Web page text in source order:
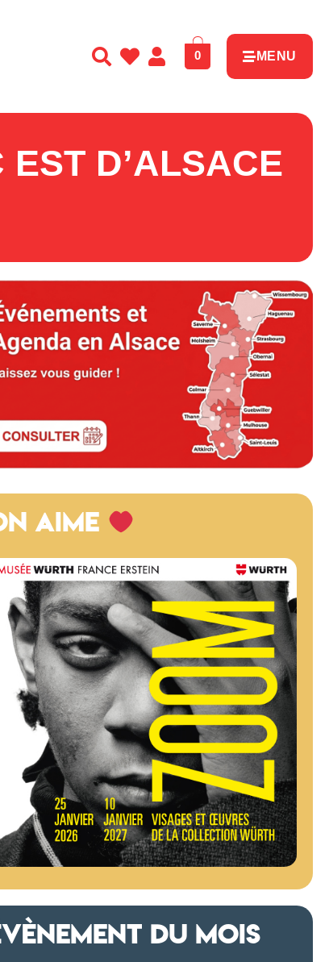
0 MENU
D’ALSACE
AIME
DU MOIS